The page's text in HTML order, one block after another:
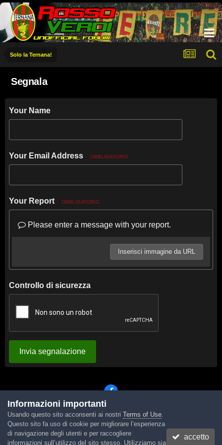
Solo la Ternana!
Segnala
Your Name
Your Email Address OBBLIGATORIO
Your Report OBBLIGATORIO
Please enter a message with your report.
Inserisci immagine da URL
Controllo di sicurezza
Invia segnalazione
Lingua Tema Contattaci Cookies
Powered by Invision Community
Informazioni importanti
Usando questo sito acconsenti ai nostri Terms of Use.
Questo sito fa uso di cookie per migliorare l’esperienza
di navigazione degli utenti e per raccogliere
informazioni sull’utilizzo del sito stesso. Utilizziamo sia
accetto